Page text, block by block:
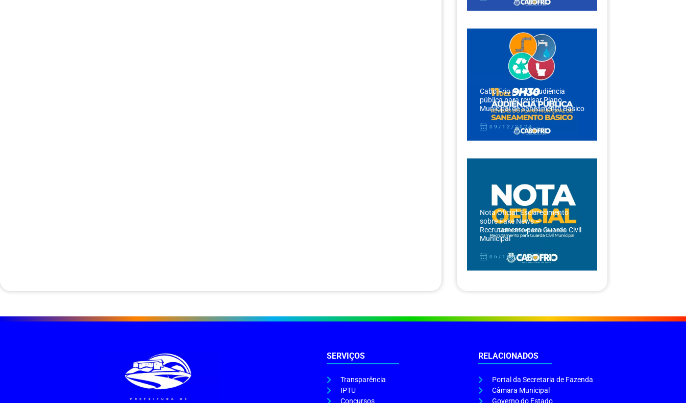
Cabo Frio realiza audiência
pública para revisar Plano
Municipal de Saneamento Básico
09/12/2024
Nota Oficial: Esclarecimento
sobre Fake News –
Recrutamento para Guarda Civil
Municipal
06/12/2024
SERVIÇOS
Transparência
IPTU
Concursos
RELACIONADOS
Portal da Secretaria de Fazenda
Câmara Municipal
Governo do Estado